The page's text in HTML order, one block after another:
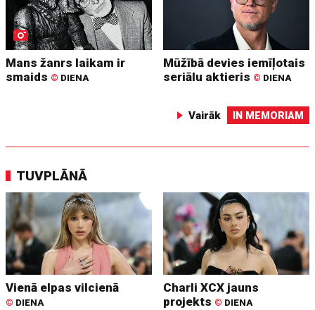
Mans žanrs laikam ir
smaids © DIENA
Mūžībā devies iemīļotais
seriālu aktieris © DIENA
Vairāk IN MEMORIAM
TUVPLĀNĀ
Vienā elpas vilcienā
© DIENA
Charli XCX jauns
projekts © DIENA